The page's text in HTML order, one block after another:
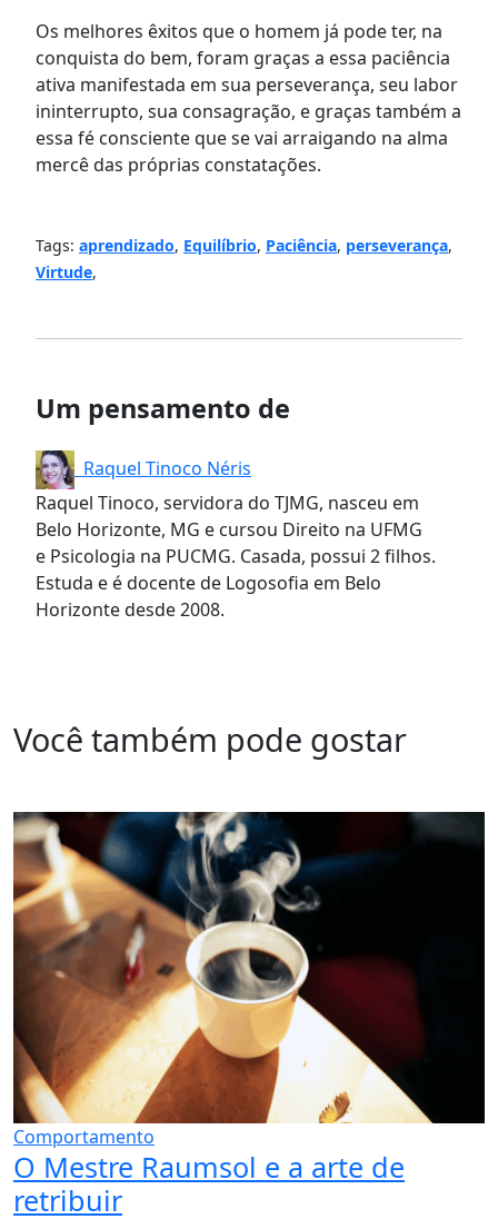
Os melhores êxitos que o homem já pode ter, na
conquista do bem, foram graças a essa paciência
ativa manifestada em sua perseverança, seu labor
ininterrupto, sua consagração, e graças também a
essa fé consciente que se vai arraigando na alma
mercê das próprias constatações.
Tags: aprendizado, Equilíbrio, Paciência, perseverança,
Virtude,
Um pensamento de
Raquel Tinoco Néris
Raquel Tinoco, servidora do TJMG, nasceu em
Belo Horizonte, MG e cursou Direito na UFMG
e Psicologia na PUCMG. Casada, possui 2 filhos.
Estuda e é docente de Logosofia em Belo
Horizonte desde 2008.
Você também pode gostar
Comportamento
O Mestre Raumsol e a arte de
retribuir